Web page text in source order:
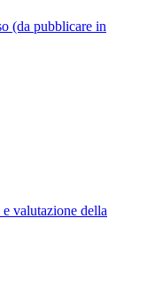
(da pubblicare in
valutazione della